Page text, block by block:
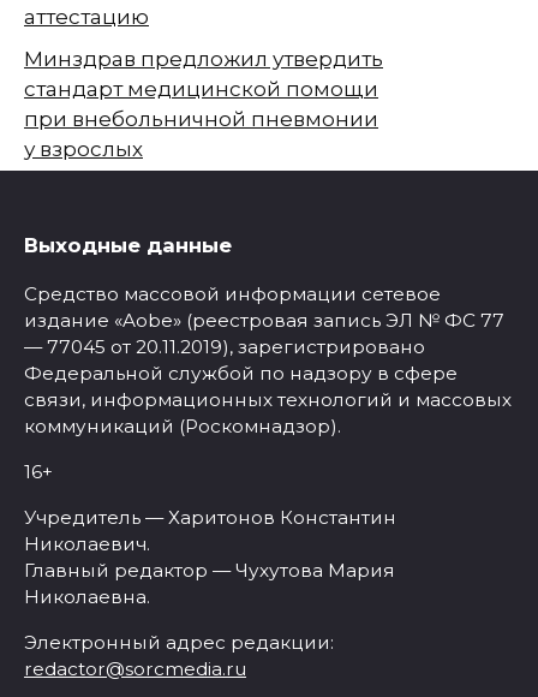
аттестацию
Минздрав предложил утвердить
стандарт медицинской помощи
при внебольничной пневмонии
у взрослых
Выходные данные
Средство массовой информации сетевое
издание «Aobe» (реестровая запись ЭЛ № ФС 77
— 77045 от 20.11.2019), зарегистрировано
Федеральной службой по надзору в сфере
связи, информационных технологий и массовых
коммуникаций (Роскомнадзор).
16+
Учредитель — Харитонов Константин
Николаевич.
Главный редактор — Чухутова Мария
Николаевна.
Электронный адрес редакции:
redactor@sorcmedia.ru